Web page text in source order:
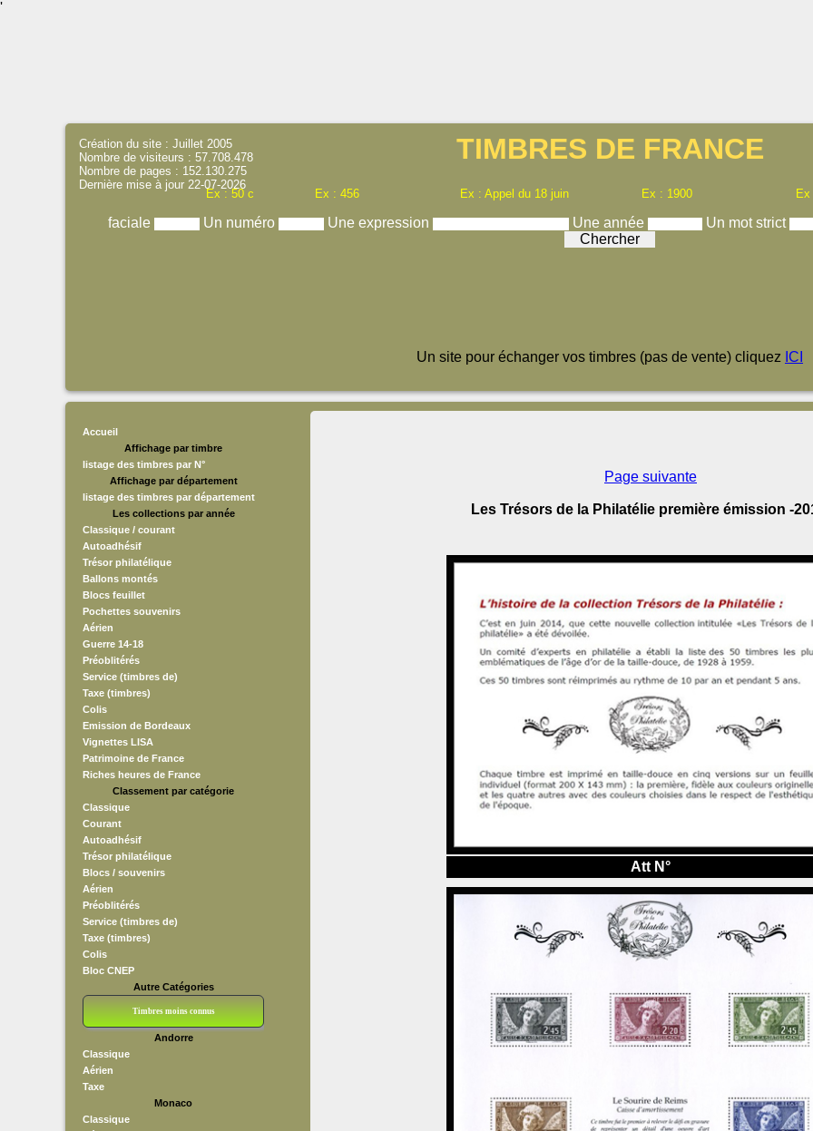
'
TIMBRES DE FRANCE
Ex : 50 c Ex : 456 Ex : Appel du 18 juin Ex : 1900
faciale Un numéro Une expression Une année Un mot strict
Création du site : Juillet 2005
Nombre de visiteurs : 57.708.478
Nombre de pages : 152.130.275
Dernière mise à jour 22-07-2026
Un site pour échanger vos timbres (pas de vente) cliquez ICI
Accueil
Affichage par timbre
listage des timbres par N°
Affichage par département
listage des timbres par département
Les collections par année
Classique / courant
Autoadhésif
Trésor philatélique
Ballons montés
Blocs feuillet
Pochettes souvenirs
Aérien
Guerre 14-18
Préoblitérés
Service (timbres de)
Taxe (timbres)
Colis
Emission de Bordeaux
Vignettes LISA
Patrimoine de France
Riches heures de France
Classement par catégorie
Classique
Courant
Autoadhésif
Trésor philatélique
Blocs / souvenirs
Aérien
Préoblitérés
Service (timbres de)
Taxe (timbres)
Colis
Bloc CNEP
Autre Catégories
Timbres moins connus
Andorre
Classique
Aérien
Taxe
Monaco
Classique
Page suivante
Les Trésors de la Philatélie première émission -
Att N°